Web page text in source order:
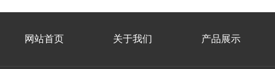
网站首页 关于我们 产品展示